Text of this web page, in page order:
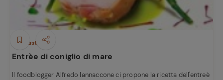
Antipasti
Entrèe di coniglio di mare
Il foodblogger Alfredo Iannaccone ci propone la ricetta dell'entreè